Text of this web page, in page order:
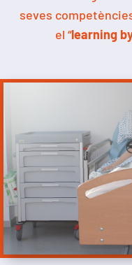
seves
el “learning